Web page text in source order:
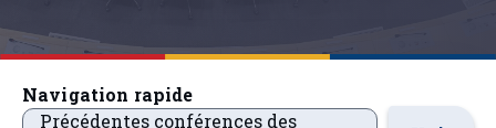
Navigation rapide
precedentsevenements
Précédentes conférences des